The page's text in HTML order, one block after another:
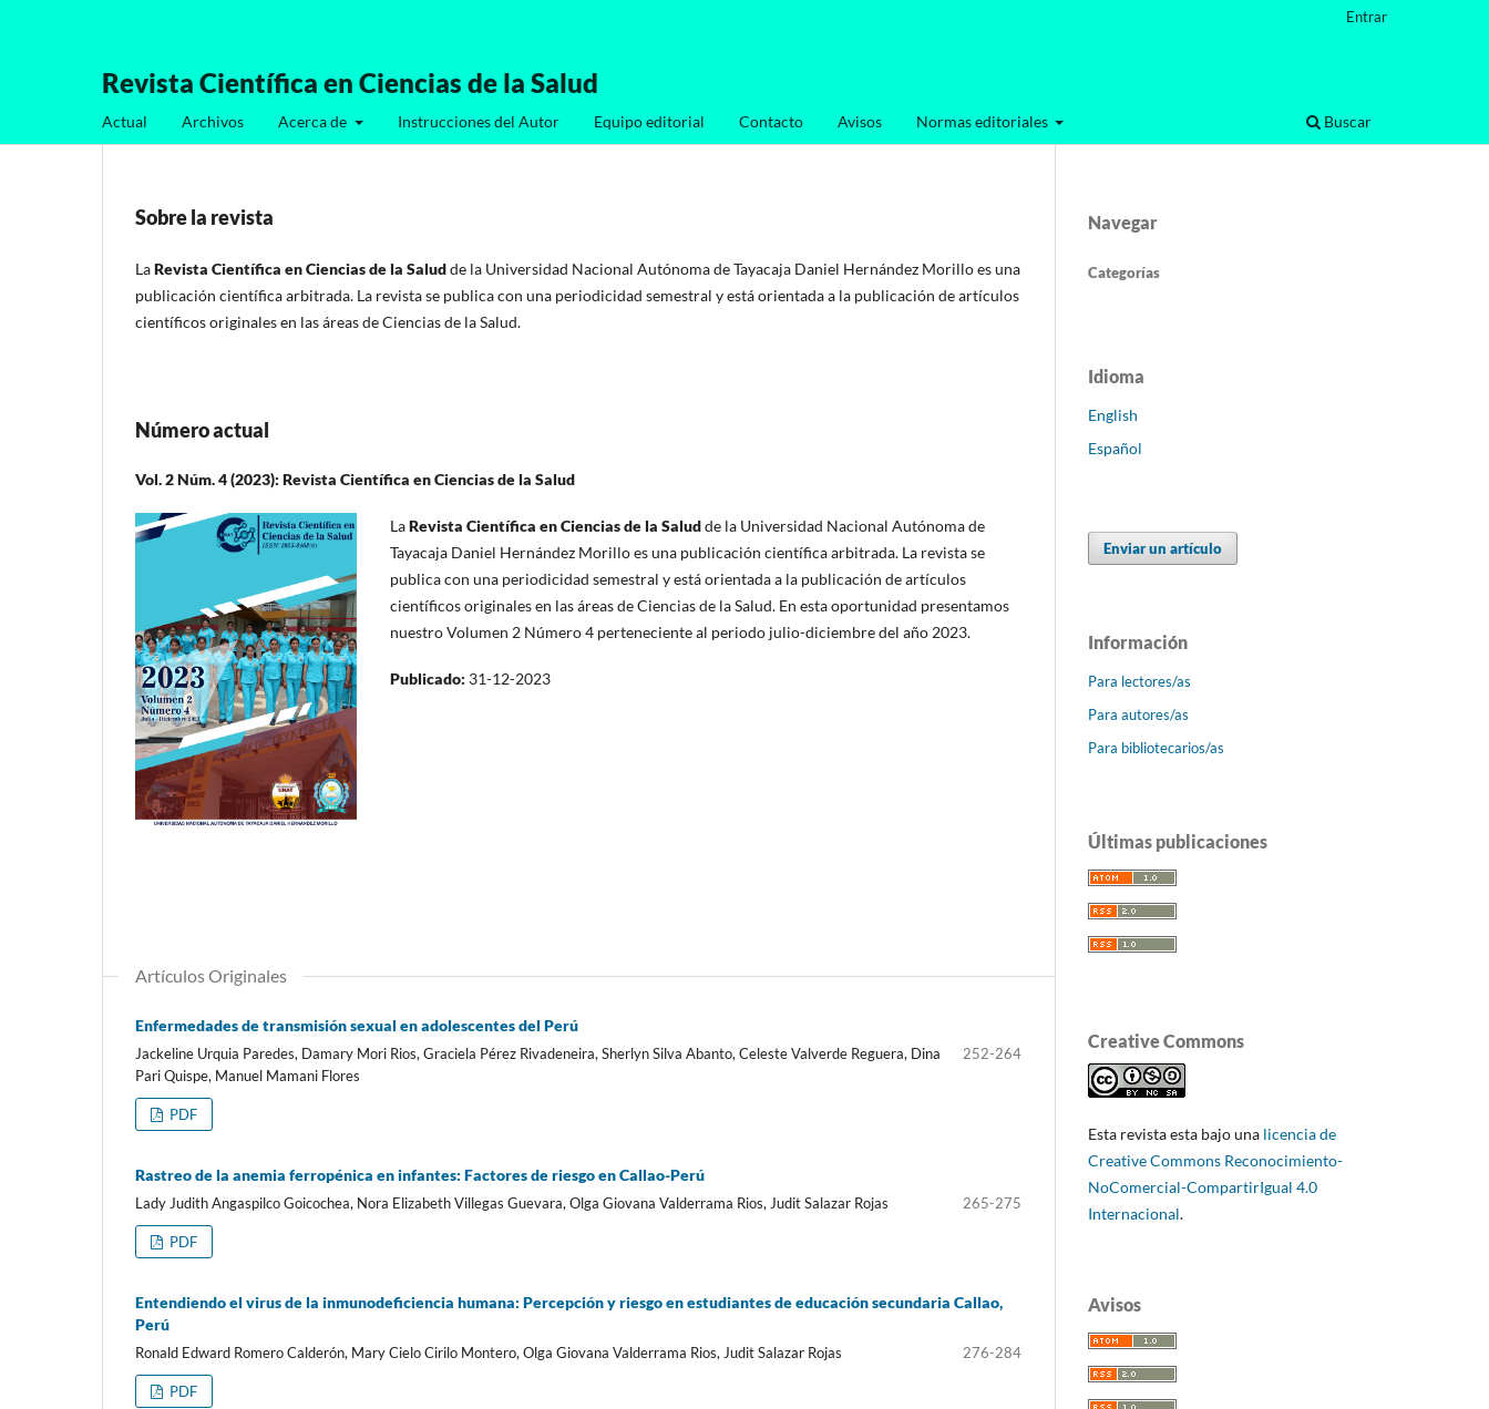
Revista Científica en Ciencias de la Salud
Actual Archivos Acerca de Instrucciones del Autor Equipo editorial Contacto Avisos Normas editoriales Buscar
Entrar
Sobre la revista
LaRevista Científica en Ciencias de la Saludde la Universidad Nacional Autónoma de Tayacaja Daniel Hernández Morillo es una
publicación científica arbitrada. La revista se publica con una periodicidad semestral y está orientada a la publicación de artículos
científicos originales en las áreas de Ciencias de la Salud.
Número actual
Vol. 2 Núm. 4 (2023): Revista Científica en Ciencias de la Salud
LaRevista Científica en Ciencias de la Saludde la Universidad Nacional Autónoma de
Tayacaja Daniel Hernández Morillo es una publicación científica arbitrada. La revista se
publica con una periodicidad semestral y está orientada a la publicación de artículos
científicos originales en las áreas de Ciencias de la Salud. En esta oportunidad presentamos
nuestro Volumen 2 Número 4 perteneciente al periodo julio-diciembre del año 2023.
Publicado: 31-12-2023
Artículos Originales
Enfermedades de transmisión sexual en adolescentes del Perú
Jackeline Urquia Paredes, Damary Mori Rios, Graciela Pérez Rivadeneira, Sherlyn Silva Abanto, Celeste Valverde Reguera, Dina
Pari Quispe, Manuel Mamani Flores
252-264
PDF
Rastreo de la anemia ferropénica en infantes: Factores de riesgo en Callao-Perú
Lady Judith Angaspilco Goicochea, Nora Elizabeth Villegas Guevara, Olga Giovana Valderrama Rios, Judit Salazar Rojas 265-275
PDF
Entendiendo el virus de la inmunodeficiencia humana: Percepción y riesgo en estudiantes de educación secundaria Callao,
Perú
Ronald Edward Romero Calderón, Mary Cielo Cirilo Montero, Olga Giovana Valderrama Rios, Judit Salazar Rojas 276-284
PDF
Navegar
Categorías
Idioma
English
Español
Enviar un artículo
Información
Para lectores/as
Para autores/as
Para bibliotecarios/as
Últimas publicaciones
Creative Commons
Esta revista esta bajo una licencia de
Creative Commons Reconocimiento-
NoComercial-CompartirIgual 4.0
Internacional.
Avisos